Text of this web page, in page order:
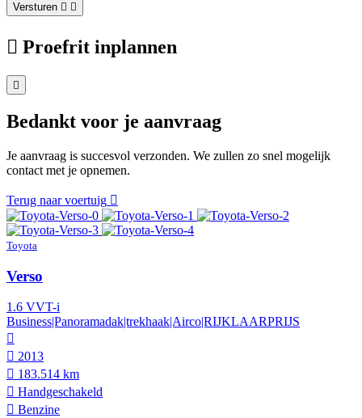
Versturen
Proefrit inplannen
Bedankt voor je aanvraag
Je aanvraag is succesvol verzonden. We zullen zo snel mogelijk
contact met je opnemen.
Terug naar voertuig
Toyota
Verso
1.6 VVT-i
Business|Panoramadak|trekhaak|Airco|RIJKLAARPRIJS
2013
183.514 km
Hand­geschakeld
Benzine